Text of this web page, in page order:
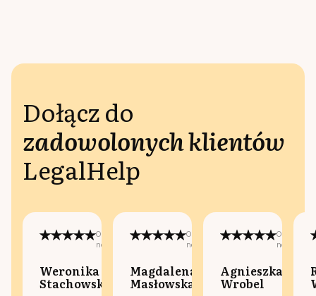
Dołącz do
zadowolonych klientów
LegalHelp
Opublikowano
na:
Weronika
Stachowska
Opublikowano
na:
Magdalena
Masłowska
na:
Agnieszka
Wrobel